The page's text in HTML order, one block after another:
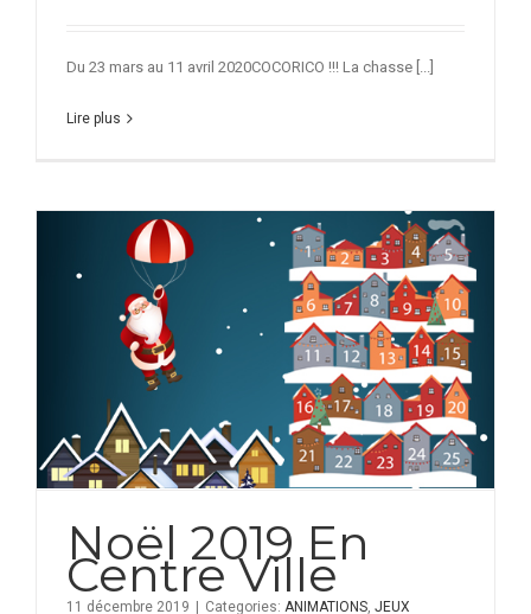
Du 23 mars au 11 avril 2020COCORICO !!! La chasse [...]
Lire plus
Noël 2019 En
Centre Ville
11 décembre 2019 | Categories: ANIMATIONS JEUX